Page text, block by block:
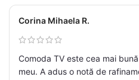
Corina Mihaela R.
Comoda TV este cea mai
meu. A adus o notă de